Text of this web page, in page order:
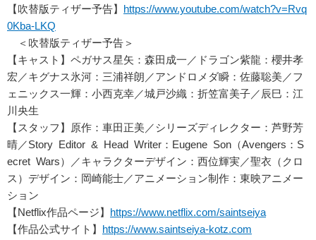
【吹替版ティザー予告】 https://www.youtube.com/watch?v=Rvq
0Kba-LKQ
＜吹替版ティザー予告＞
【キャスト】ペガサス星矢：森田成一／ドラゴン紫龍：櫻井孝
宏／キグナス氷河：三浦祥朗／アンドロメダ瞬：佐藤聡美／フ
ェニックス一輝：小西克幸／城戸沙織：折笠富美子／辰巳：江
川央生
【スタッフ】原作：車田正美／シリーズディレクター：芦野芳
晴／Story Editor & Head Writer：Eugene Son（Avengers：S
ecret Wars）／キャラクターデザイン：西位輝実／聖衣（クロ
ス）デザイン：岡崎能士／アニメーション制作：東映アニメー
ション
【Netflix作品ページ】 https://www.netflix.com/saintseiya
【作品公式サイト】 https://www.saintseiya-kotz.com